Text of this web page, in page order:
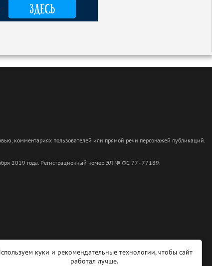
комментариях пользователей или прямой речи персонажей публикаций.
2019 года. Регистрационный номер ЭЛ № ФС 77 - 77189.
куки и рекомендательные технологии, чтобы сайт
работал лучше.